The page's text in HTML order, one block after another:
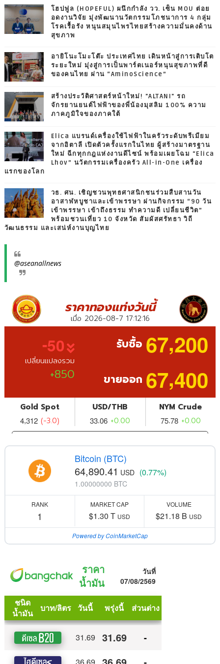
โฮปฟูล (HOPEFUL) ผนึกกำลัง วว. เซ็น MOU ต่อย
อดงานวิจัย มุ่งพัฒนานวัตกรรมโภชนาการ 4 กลุ่ม
โรคเรื้อรัง หนุนสมุนไพรไทยสร้างความมั่นคงด้าน
สุขภาพ
อายิโนะโมะโต๊ะ ประเทศไทย เดินหน้าสู่การเติบโต
ระยะใหม่ มุ่งสู่การเป็นพาร์ตเนอร์หนุนสุขภาพที่ดี
ของคนไทย ผ่าน “AminoScience”
สร้างประวัติศาสตร์หน้าใหม่! "ALTANI" รถ
จักรยานยนต์ไฟฟ้าของพี่น้องมุสลิม 100% ความ
ภาคภูมิใจของภาคใต้
Elica แบรนด์เครื่องใช้ไฟฟ้าในครัวระดับพรีเมียม
จากอิตาลี เปิดตัวครั้งแรกในไทย ผู้สร้างมาตรฐาน
ใหม่ ฉีกทุกกฎแห่งงานดีไซน์ พร้อมเผยโฉม “Elica
Lhov” นวัตกรรมเครื่องครัว All-in-One เครื่อง
แรกของโลก
วธ. ศน. เชิญชวนพุทธศาสนิกชนร่วมสืบสานวัน
อาสาฬหบูชาและเข้าพรรษา ผ่านกิจกรรม “90 วัน
เข้าพรรษา เข้าถึงธรรม ทำความดี เปลี่ยนชีวิต”
พร้อมชวนเที่ยว 10 จังหวัด สัมผัสศรัทธา วิถี
วัฒนธรรม และเสน่ห์งานบุญไทย
@aseanallnews
Bitcoin (BTC)
64,890.41 USD (0.77%)
1.00000000 BTC
RANK
1
MARKET CAP
$1.30 T USD
VOLUME
$21.18 B USD
Powered by CoinMarketCap